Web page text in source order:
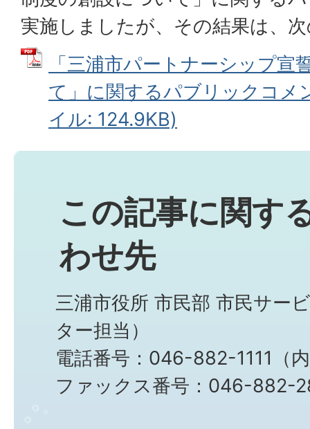
実施しましたが、その結果は、
「三浦市パートナーシップ宣
て」に関するパブリックコメ
イル: 124.9KB)
この記事に関す
わせ先
三浦市役所 市民部 市民サー
ター担当）
電話番号：046-882-1111（
ファックス番号：046-882-